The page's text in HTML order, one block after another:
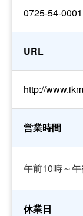
0725-54-0001
URL
http://
営業時間
午前10時～
休業日